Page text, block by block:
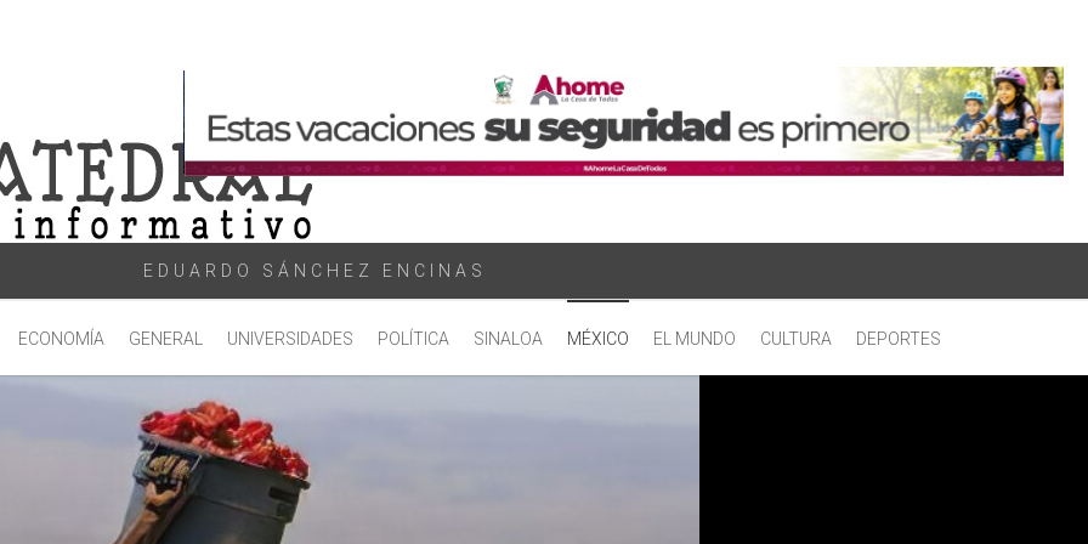
EDUARDO SÁNCHEZ ENCINAS
ECONOMÍA GENERAL UNIVERSIDADES POLÍTICA SINALOA MÉXICO EL MUNDO CULTURA DEPORTES